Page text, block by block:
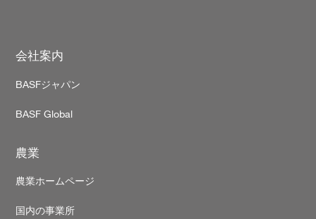
Footer
会社案内
BASFジャパン
BASF Global
農業
農業ホームページ
国内の事業所